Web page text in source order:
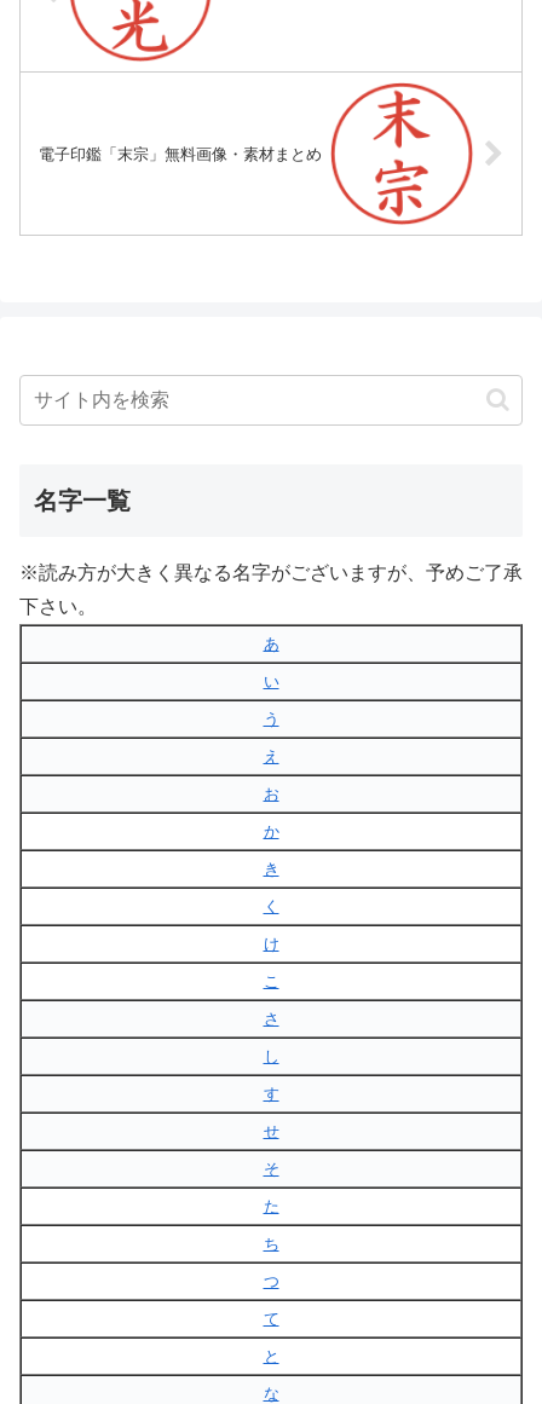
電子印鑑「末宗」無料画像・素材まとめ
名字一覧
※読み方が大きく異なる名字がございますが、予めご了承
下さい。
あ
い
う
え
お
か
き
く
け
こ
さ
し
す
せ
そ
た
ち
つ
て
と
な